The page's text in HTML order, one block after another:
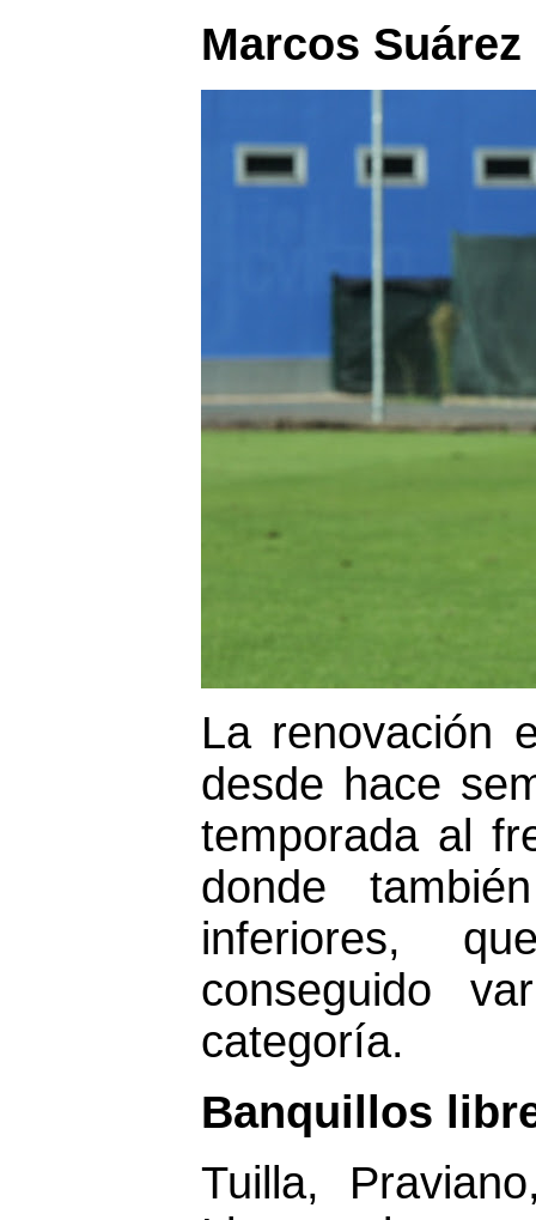
Marcos
La renovación
desde hace
temporada al
donde
inferiores,
conseguido
categoría.
Banquillos
Tuilla,